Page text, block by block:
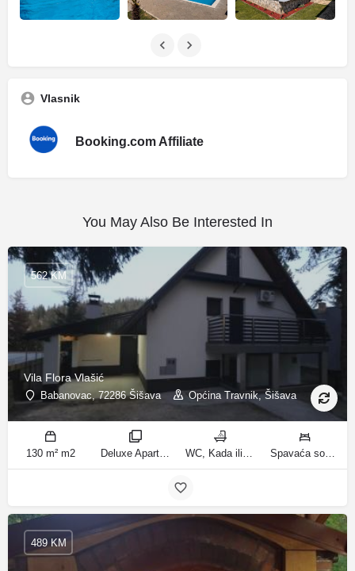
Vlasnik
Booking.com Affiliate
You May Also Be Interested In
Vila Flora Vlašić
Babanovac, 72286 Šišava Općina Travnik, Šišava
562 KM
130 m² m2 Deluxe Apartment sobe WC, Kada ili tuš kupatila Spavaća soba 1: 1 francuski bračni krevet | Spavaća soba 2: 1 francuski bračni krevet | Spavaća soba 3: 1 krevet za jednu osobu | Spavaća soba 4: 1 krevet za jednu osobu | Spavaća soba 5: 1 krevet na kat | Spavaća soba 6: 2 kreveta za jednu osobu | Dnevni boravak: 1 kauč na razvlačenje ležaja
489 KM